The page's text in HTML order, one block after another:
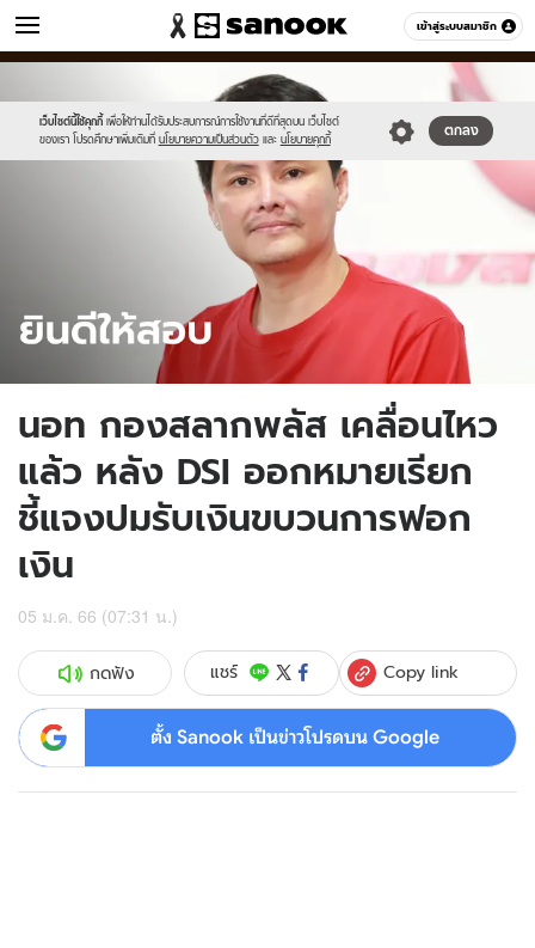
เข้าสู่ระบบสมาชิก
ข่าว หมวดอื่นๆ
เว็บไซต์นี้ใช้คุกกี้ เพื่อให้ท่านได้รับประสบการณ์การใช้งานที่ดีที่สุดบน เว็บไซต์
ของเรา โปรดศึกษาเพิ่มเติมที่ นโยบายความเป็นส่วนตัว และ นโยบายคุกกี้
ตกลง
//s.isanook.com/sr/0/images/logo-
new-
sanook.png
//s.isanook.com/ns/0/ud/1745/8725282/not(2).jpg
นอท กองสลากพลัส เคลื่อนไหว
แล้ว หลัง DSI ออกหมายเรียก
ชี้แจงปมรับเงินขบวนการฟอก
เงิน
05 ม.ค. 66 (07:31 น.)
กดฟัง แชร์ Copy link
ตั้ง Sanook เป็นข่าวโปรดบน Google